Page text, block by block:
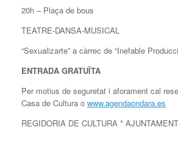
20h – Plaça de bous
TEATRE-DANSA-MUSICAL
“Sexualizarte” a càrrec de “Inefable
ENTRADA GRATUÏTA
Per motius de seguretat i aforament cal
Casa de Cultura o www.agendaondara.es
REGIDORIA DE CULTURA *